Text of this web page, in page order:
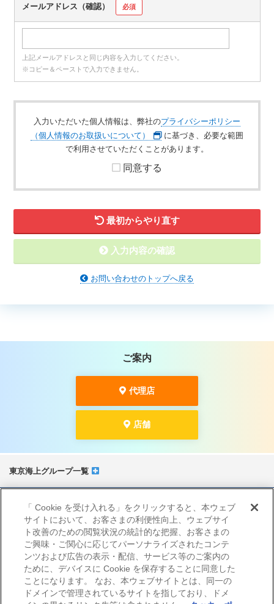
メールアドレス（確認） 必須
上記メールアドレスと同じ内容を入力してください。
※コピー＆ペーストで入力できません。
入力いただいた個人情報は、弊社のプライバシーポリシー
（個人情報のお取扱いについて）
に基づき、必要な範囲
で利用させていただくことがあります。
同意する
最初からやり直す
入力内容の確認
お問い合わせのトップへ戻る
ご案内
代理店
店舗
東京海上グループ一覧
サイトマップ
当サイトのご利用にあたって
勧誘方針
プライバシーポリシー（個人情報のお取扱いについて）
「 Cookie を受け入れる」をクリックすると、本ウェブ
サイトにおいて、お客さまの利便性向上、ウェブサイ
ト改善のための閲覧状況の統計的な把握、お客さまの
ご興味・ご関心に応じてパーソナライズされたコンテ
ンツおよび広告の表示・配信、サービス等のご案内の
ために、デバイスに Cookie を保存することに同意した
ことになります。 なお、本ウェブサイトとは、同一の
ドメインで管理されているサイトを指しており、ドメ